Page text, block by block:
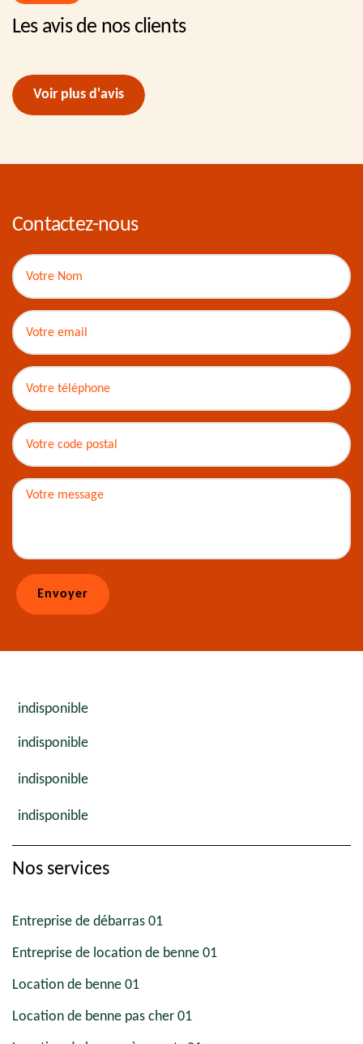
Les avis de nos clients
Voir plus d'avis
Contactez-nous
indisponible
indisponible
indisponible
indisponible
Nos services
Entreprise de débarras 01
Entreprise de location de benne 01
Location de benne 01
Location de benne pas cher 01